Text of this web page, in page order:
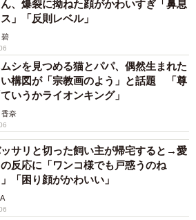
、爆裂に拗ねた顔がかわいすぎ「鼻息
」「反則レベル」
碧
シを見つめる猫とパパ、偶然生まれた
構図が「宗教画のよう」と話題 「尊
いうかライオンキング」
香奈
サリと切った飼い主が帰宅すると→愛
反応に「ワンコ様でも戸惑うのね
」「困り顔がかわいい」